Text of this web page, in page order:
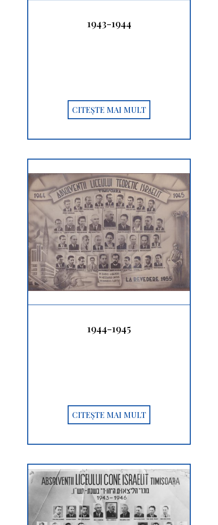
1943-1944
CITEȘTE MAI MULT
1944-1945
CITEȘTE MAI MULT